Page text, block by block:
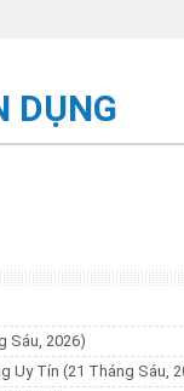
DỤNG
Sáu, 2026)
Uy Tín (21 Tháng Sáu,